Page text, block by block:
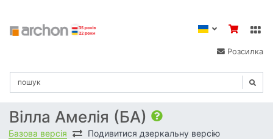
Розсилка
Вілла Амелія (БА)
Базова версія Подивитися дзеркальну версію